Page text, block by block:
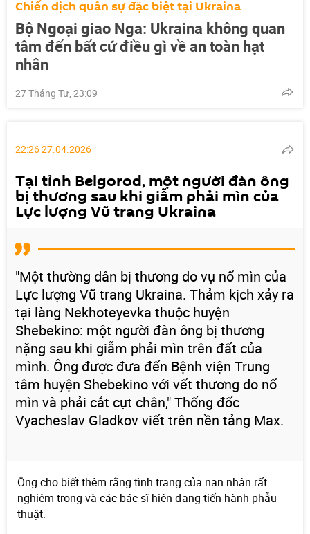
Chiến dịch quân sự đặc biệt tại Ukraina
Bộ Ngoại giao Nga: Ukraina không quan
tâm đến bất cứ điều gì về an toàn hạt
nhân
27 Tháng Tư, 23:09
22:26 27.04.2026
Tại tỉnh Belgorod, một người đàn ông
bị thương sau khi giẫm phải mìn của
Lực lượng Vũ trang Ukraina
"Một thường dân bị thương do vụ nổ mìn của
Lực lượng Vũ trang Ukraina. Thảm kịch xảy ra
tại làng Nekhoteyevka thuộc huyện
Shebekino: một người đàn ông bị thương
nặng sau khi giẫm phải mìn trên đất của
mình. Ông được đưa đến Bệnh viện Trung
tâm huyện Shebekino với vết thương do nổ
mìn và phải cắt cụt chân," Thống đốc
Vyacheslav Gladkov viết trên nền tảng Max.
Ông cho biết thêm rằng tình trạng của nạn nhân rất
nghiêm trọng và các bác sĩ hiện đang tiến hành phẫu
thuật.